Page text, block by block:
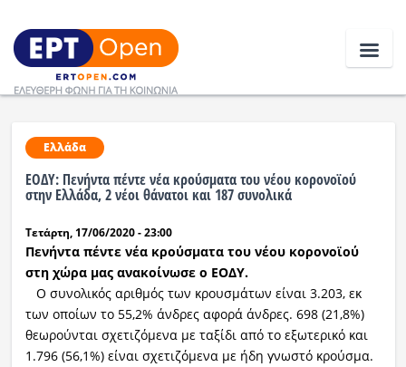
Ειδήσεις
Ελλάδα
Κοινωνία
Πολιτική
Οικονομία
Αθλητικά
Ελλάδα
ΕΟΔΥ: Πενήντα πέντε νέα κρούσματα του νέου κορονοϊού
στην Ελλάδα, 2 νέοι θάνατοι και 187 συνολικά
Τετάρτη, 17/06/2020 - 23:00
Πενήντα πέντε νέα κρούσματα του νέου κορονοϊού
στη χώρα μας ανακοίνωσε ο ΕΟΔΥ.
Ο συνολικός αριθμός των κρουσμάτων είναι 3.203, εκ
των οποίων το 55,2% άνδρες αφορά άνδρες. 698 (21,8%)
θεωρούνται σχετιζόμενα με ταξίδι από το εξωτερικό και
1.796 (56,1%) είναι σχετιζόμενα με ήδη γνωστό κρούσμα.